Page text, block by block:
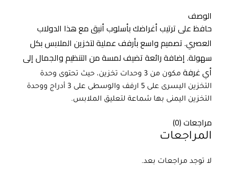
الوصف
حافظ على ترتيب أغراضك بأسلوب أنيق مع هذا الدولاب
العصري. تصميم واسع بأرفف عملية لتخزين الملابس بكل
سهولة. إضافة رائعة تضيف لمسة من التنظيم والجمال إلى
أي غرفة
مكون من 3 وحدات تخزين، حيث تحتوى وحدة
التخزين اليسرى على 5 ارفف والوسطى على 3 أدراج ووحدة
التخزين اليمنى بها شماعة لتعليق الملابس.
مراجعات (0)
المراجعات
لا توجد مراجعات بعد.